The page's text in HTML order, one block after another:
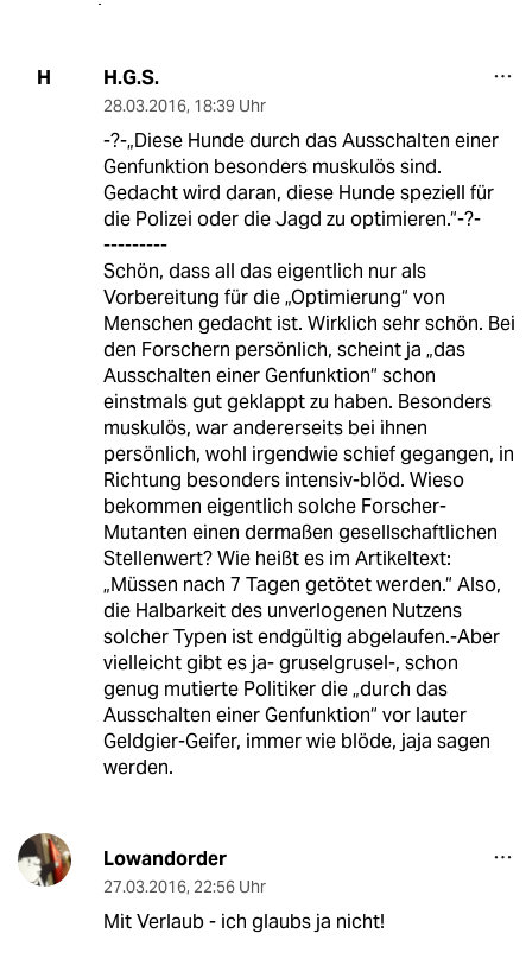
H H.G.S.
28.03.2016, 18:39 Uhr
-?-„Diese Hunde durch das Ausschalten einer
Genfunktion besonders muskulös sind.
Gedacht wird daran, diese Hunde speziell für
die Polizei oder die Jagd zu optimieren.“-?-
---------
Schön, dass all das eigentlich nur als
Vorbereitung für die „Optimierung“ von
Menschen gedacht ist. Wirklich sehr schön. Bei
den Forschern persönlich, scheint ja „das
Ausschalten einer Genfunktion“ schon
einstmals gut geklappt zu haben. Besonders
muskulös, war andererseits bei ihnen
persönlich, wohl irgendwie schief gegangen, in
Richtung besonders intensiv-blöd. Wieso
bekommen eigentlich solche Forscher-
Mutanten einen dermaßen gesellschaftlichen
Stellenwert? Wie heißt es im Artikeltext:
„Müssen nach 7 Tagen getötet werden.“ Also,
die Halbarkeit des unverlogenen Nutzens
solcher Typen ist endgültig abgelaufen.-Aber
vielleicht gibt es ja- gruselgrusel-, schon
genug mutierte Politiker die „durch das
Ausschalten einer Genfunktion“ vor lauter
Geldgier-Geifer, immer wie blöde, jaja sagen
werden.
Lowandorder
27.03.2016, 22:56 Uhr
Mit Verlaub - ich glaubs ja nicht!